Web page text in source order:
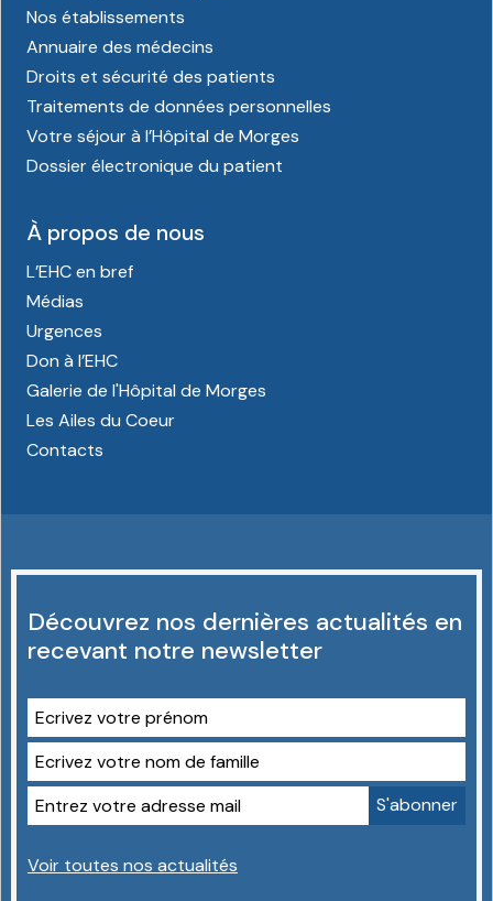
Nos établissements
Annuaire des médecins
Droits et sécurité des patients
Traitements de données personnelles
Votre séjour à l’Hôpital de Morges
Dossier électronique du patient
À propos de nous
L’EHC en bref
Médias
Urgences
Don à l’EHC
Galerie de l'Hôpital de Morges
Les Ailes du Coeur
Contacts
Découvrez nos dernières actualités en
recevant notre newsletter
Voir toutes nos actualités